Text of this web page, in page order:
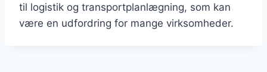
til logistik og transportplanlægning, som kan
være en udfordring for mange virksomheder.